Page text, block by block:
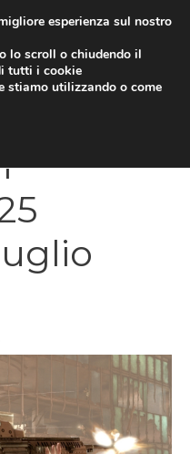
esperienza sul nostro
lo scroll o chiudendo il
tutti i cookie
stiamo utilizzando o come